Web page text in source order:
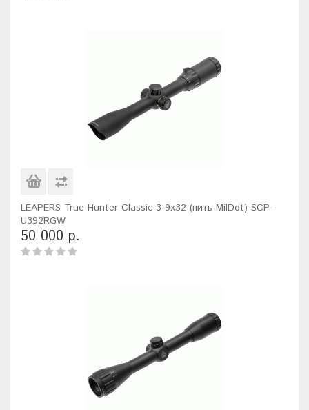
LEAPERS True Hunter Classic 3-9x32 (нить MilDot) SCP-
U392RGW
50 000 р.